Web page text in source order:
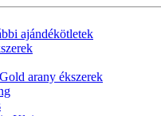
ajándékötletek
arany ékszerek